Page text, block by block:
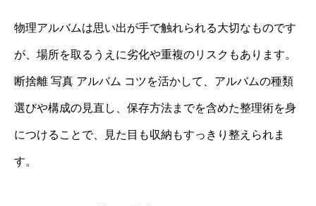
物理アルバムは思い出が手で触れられる大切なものです
が、場所を取るうえに劣化や重複のリスクもあります。
断捨離 写真 アルバム コツを活かして、アルバムの種類
選びや構成の見直し、保存方法までを含めた整理術を身
につけることで、見た目も収納もすっきり整えられま
す。